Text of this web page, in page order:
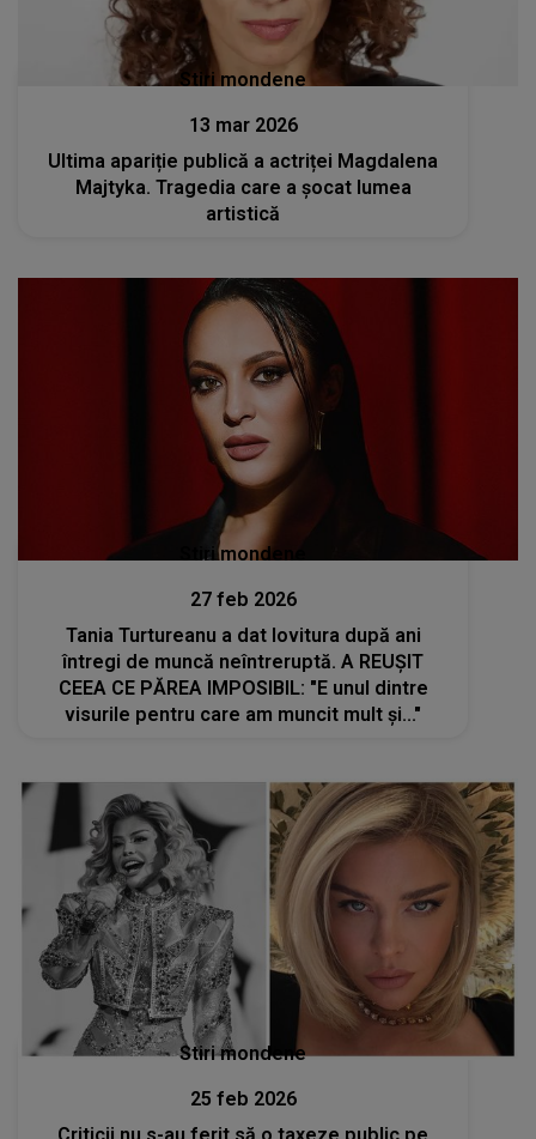
Stiri mondene
13 mar 2026
Ultima apariție publică a actriței Magdalena
Majtyka. Tragedia care a șocat lumea
artistică
Stiri mondene
27 feb 2026
Tania Turtureanu a dat lovitura după ani
întregi de muncă neîntreruptă. A REUȘIT
CEEA CE PĂREA IMPOSIBIL: "E unul dintre
visurile pentru care am muncit mult și..."
Stiri mondene
25 feb 2026